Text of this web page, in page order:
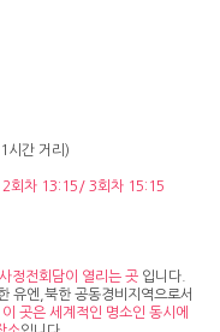
시간 거리)
2회차 13:15/ 3회차 15:15
정전회담이 열리는 곳 입니다.
유엔,북한 공동경비지역으로서
곳은 세계적인 명소인 동시에